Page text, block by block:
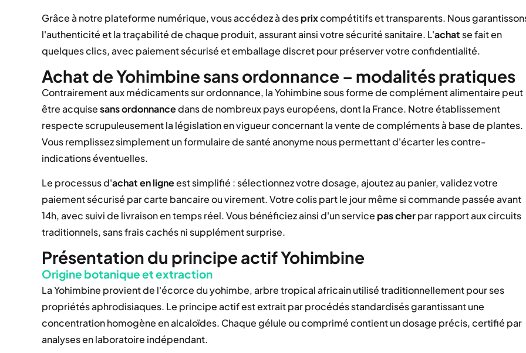
Grâce à notre plateforme numérique, vous accédez à desprixcompétitifs et transparents. Nous
l'authenticité et la traçabilité de chaque produit, assurant ainsi votre sécurité sanitaire. L'achat se fait en
quelques clics, avec paiement sécurisé et emballage discret pour préserver votre confidentialité.
Achat de Yohimbine sans ordonnance – modalités pratiques
Contrairement aux médicaments sur ordonnance, la Yohimbine sous forme de complément alimentaire peut
être acquisesans ordonnancedans de nombreux pays européens, dont la France. Notre établissement
respecte scrupuleusement la législation en vigueur concernant la vente de compléments à base de plantes.
Vous remplissez simplement un formulaire de santé anonyme nous permettant d'écarter les contre-
indications éventuelles.
Le processus d'achat en ligneest simplifié : sélectionnez votre dosage, ajoutez au panier, validez votre
paiement sécurisé par carte bancaire ou virement. Votre colis part le jour même si commande passée avant
14h, avec suivi de livraison en temps réel. Vous bénéficiez ainsi d'un service pas cherpar rapport aux circuits
traditionnels, sans frais cachés ni supplément surprise.
Présentation du principe actif Yohimbine
Origine botanique et extraction
La Yohimbine provient de l'écorce du yohimbe, arbre tropical africain utilisé traditionnellement pour ses
propriétés aphrodisiaques. Le principe actif est extrait par procédés standardisés garantissant une
concentration homogène en alcaloïdes. Chaque gélule ou comprimé contient un dosage précis, certifié par
analyses en laboratoire indépendant.